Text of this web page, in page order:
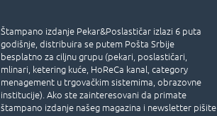
Štampano izdanje Pekar&Poslastičar izlazi 6 puta
godišnje, distribuira se putem Pošta Srbije
besplatno za ciljnu grupu (pekari, poslastičari,
mlinari, ketering kuće, HoReCa kanal, category
menagement u trgovačkim sistemima, obrazovne
institucije). Ako ste zainteresovani da primate
štampano izdanje našeg magazina i newsletter pišite